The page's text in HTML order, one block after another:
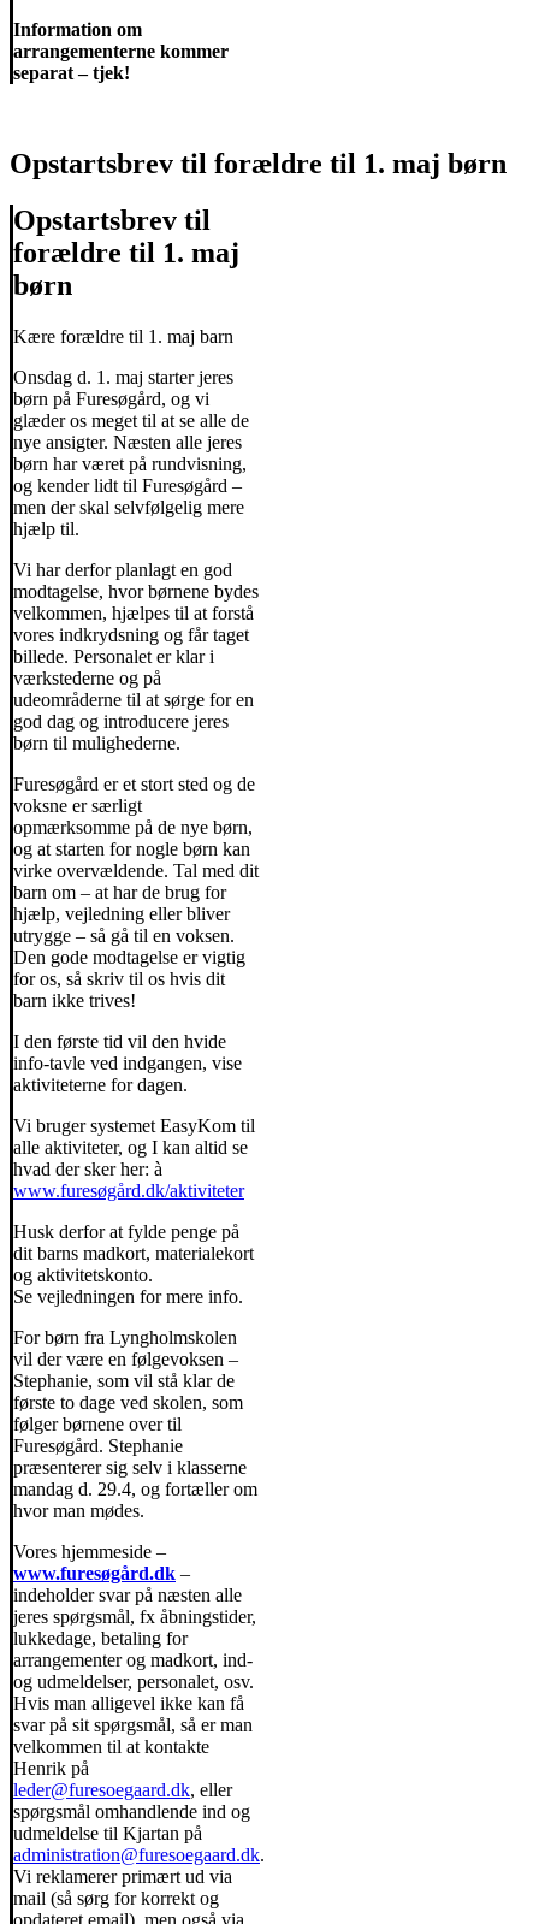
Information om
arrangementerne kommer
separat – tjek!
Opstartsbrev til forældre til 1. maj børn
Opstartsbrev til
forældre til 1. maj
børn
Kære forældre til 1. maj barn
Onsdag d. 1. maj starter jeres
børn på Furesøgård, og vi
glæder os meget til at se alle de
nye ansigter. Næsten alle jeres
børn har været på rundvisning,
og kender lidt til Furesøgård –
men der skal selvfølgelig mere
hjælp til.
Vi har derfor planlagt en god
modtagelse, hvor børnene bydes
velkommen, hjælpes til at forstå
vores indkrydsning og får taget
billede. Personalet er klar i
værkstederne og på
udeområderne til at sørge for en
god dag og introducere jeres
børn til mulighederne.
Furesøgård er et stort sted og de
voksne er særligt
opmærksomme på de nye børn,
og at starten for nogle børn kan
virke overvældende. Tal med dit
barn om – at har de brug for
hjælp, vejledning eller bliver
utrygge – så gå til en voksen.
Den gode modtagelse er vigtig
for os, så skriv til os hvis dit
barn ikke trives!
I den første tid vil den hvide
info-tavle ved indgangen, vise
aktiviteterne for dagen.
Vi bruger systemet EasyKom til
alle aktiviteter, og I kan altid se
hvad der sker her: à
www.furesøgård.dk/aktiviteter
Husk derfor at fylde penge på
dit barns madkort, materialekort
og aktivitetskonto.
Se vejledningen for mere info.
For børn fra Lyngholmskolen
vil der være en følgevoksen –
Stephanie, som vil stå klar de
første to dage ved skolen, som
følger børnene over til
Furesøgård. Stephanie
præsenterer sig selv i klasserne
mandag d. 29.4, og fortæller om
hvor man mødes.
Vores hjemmeside –
www.furesøgård.dk –
indeholder svar på næsten alle
jeres spørgsmål, fx åbningstider,
lukkedage, betaling for
arrangementer og madkort, ind-
og udmeldelser, personalet, osv.
Hvis man alligevel ikke kan få
svar på sit spørgsmål, så er man
velkommen til at kontakte
Henrik på
leder@furesoegaard.dk, eller
spørgsmål omhandlende ind og
udmeldelse til Kjartan på
administration@furesoegaard.dk.
Vi reklamerer primært ud via
mail (så sørg for korrekt og